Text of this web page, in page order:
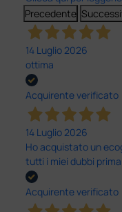
Precedente
14 Luglio 2026
ottima
Acquirente verificato
14 Luglio 2026
Ho acquistato un
tutti i miei dubbi
Acquirente verificato